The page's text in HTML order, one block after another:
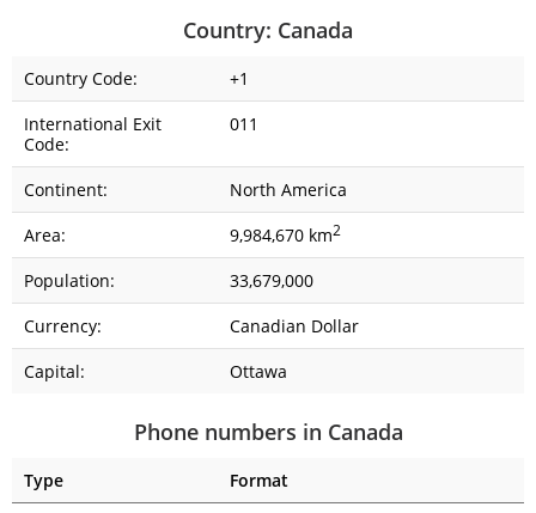
Country: Canada
Country Code:
+1
International Exit
Code:
011
Continent:
North America
Area:
9,984,670 km2
Population:
33,679,000
Currency:
Canadian Dollar
Capital:
Ottawa
Phone numbers in Canada
Type
Format